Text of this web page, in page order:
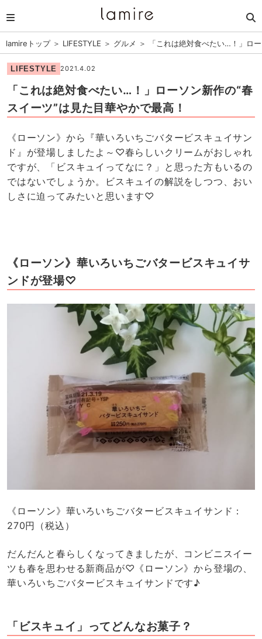
lamireトップ＞ LIFESTYLE ＞ グルメ ＞ 「これは絶対食べたい…！」ロ
LIFESTYLE 2021.4.02
「これは絶対食べたい…！」ローソン新作の“春
スイーツ”は見た目華やかで最高！
《ローソン》から『華いろいちごバタービスキュイサン
ド』が登場しましたよ～♡春らしいクリームがおしゃれ
ですが、「ビスキュイってなに？」と思った方もいるの
ではないでしょうか。ビスキュイの解説をしつつ、おい
しさに迫ってみたいと思います♡
《ローソン》華いろいちごバタービスキュイサ
ンドが登場♡
《ローソン》華いろいちごバタービスキュイサンド：
270円（税込）
だんだんと春らしくなってきましたが、コンビニスイー
ツも春を思わせる新商品が♡《ローソン》から登場の、
華いろいちごバタービスキュイサンドです♪
「ビスキュイ」ってどんなお菓子？